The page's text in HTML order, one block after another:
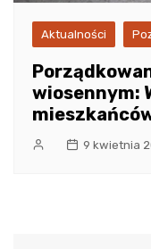
Aktualności
wiosennym:
9 kwietnia